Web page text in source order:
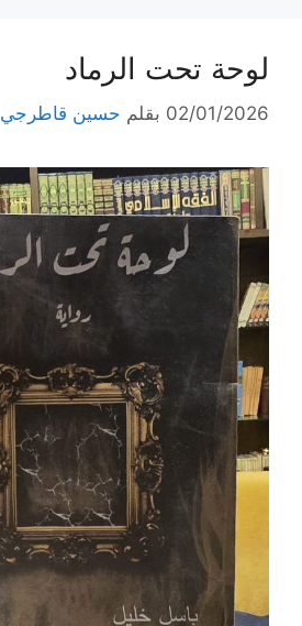
لوحة تحت الرماد
02/01/2026 بقلم حسين قاطرجي